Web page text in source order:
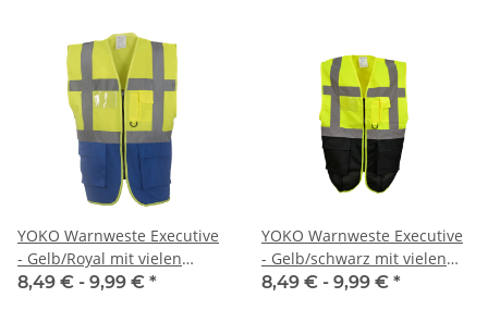
YOKO Warnweste Executive
- Gelb/Royal mit vielen
Taschen und Reißverschluss
8,49 € - 9,99 € *
YOKO Warnweste Executive
- Gelb/schwarz mit vielen
Taschen und Reißverschluss
8,49 € - 9,99 € *